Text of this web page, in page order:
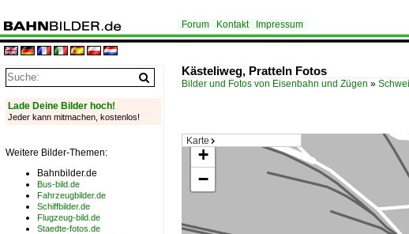
Forum Kontakt Impressum
Kästeliweg, Pratteln Fotos
Bilder und Fotos von Eisenbahn und Zügen »
Karte
+
−
Lade Deine Bilder hoch!
Jeder kann mitmachen, kostenlos!
Weitere Bilder-Themen:
Bahnbilder.de
Bus-bild.de
Fahrzeugbilder.de
Schiffbilder.de
Flugzeug-bild.de
Staedte-fotos.de